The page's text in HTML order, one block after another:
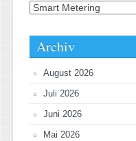
Kategorien
Archiv
August 2026
Juli 2026
Juni 2026
Mai 2026